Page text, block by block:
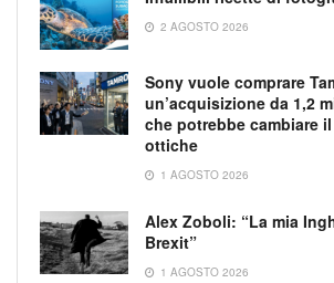
2 AGOSTO 2026
Sony vuole comprare
un’acquisizione da 1,2
che potrebbe cambiare
ottiche
1 AGOSTO 2026
Alex Zoboli: “La mia
Brexit”
1 AGOSTO 2026